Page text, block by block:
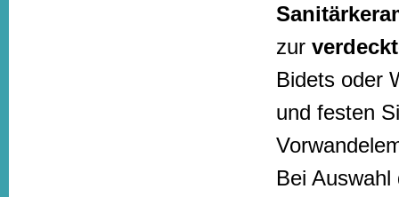
zur
Bidets oder
und festen
Bei